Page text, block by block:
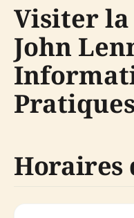
Visiter la
John
Horaires